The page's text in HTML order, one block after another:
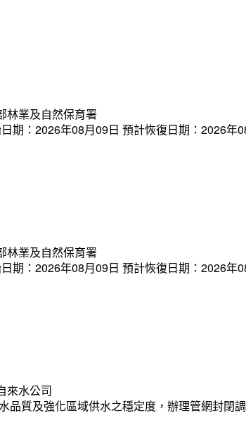
林業及自然保育署
期：2026年08月09日 預計恢復日期：2026年
林業及自然保育署
期：2026年08月09日 預計恢復日期：2026年
來水公司
品質及強化區域供水之穩定度，辦理管網封閉